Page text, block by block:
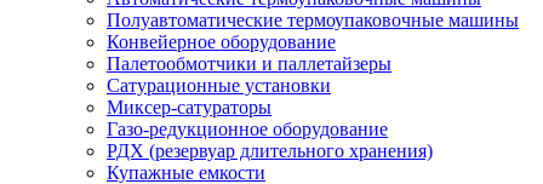
Полуавтоматические термоупаковочные машины
Конвейерное оборудование
Палетообмотчики и паллетайзеры
Сатурационные установки
Миксер-сатураторы
Газо-редукционное оборудование
РДХ (резервуар длительного хранения)
Купажные емкости